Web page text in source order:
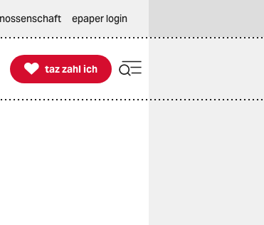
epaper login

taz zahl ich
taz zahl ich